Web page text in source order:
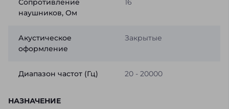
Сопротивление
наушников, Ом
16
Акустическое
оформление
Закрытые
Диапазон частот (Гц) 20 - 20000
НАЗНАЧЕНИЕ